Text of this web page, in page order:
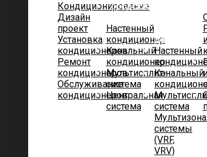
Кондиционирование
Дизайн
проект
Установка
кондиционеров
Ремонт
кондиционеров
Обслуживание
кондиционеров
Городских
Настенный
кондиционер
Канальный
кондиционер
Мультисплит-
система
Центральная
система
домов
Настенный
Канальный
система
системы
(VRF,
VRV)